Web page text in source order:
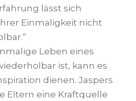
lässt sich
Einmaligkeit nicht
Leben eines
ist, kann es
dienen. Jaspers
Eltern eine Kraftquelle